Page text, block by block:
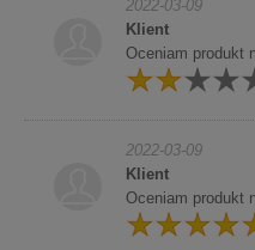
2022-03-09
Klient
Oceniam produkt
2022-03-09
Klient
Oceniam produkt